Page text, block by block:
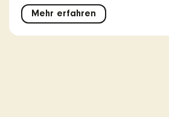
Mehr erfahren